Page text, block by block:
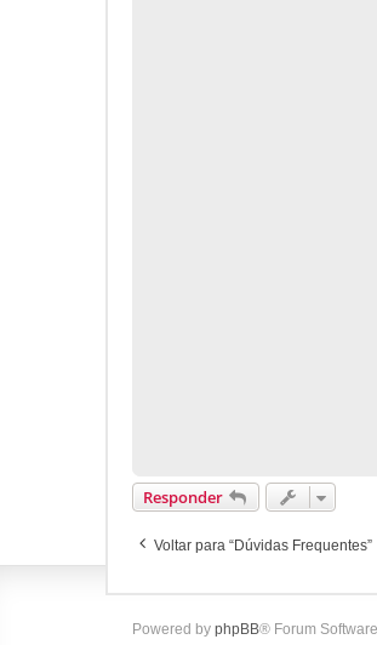
Responder
Voltar para “Dúvidas Frequentes”
Powered by phpBB® Forum